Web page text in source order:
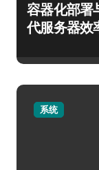
容器化部署
代服务器效
系统